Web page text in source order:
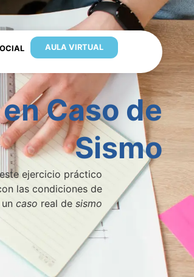
AULA VIRTUAL
Caso de
Sismo
ejercicio práctico
las condiciones de
un caso real de sismo